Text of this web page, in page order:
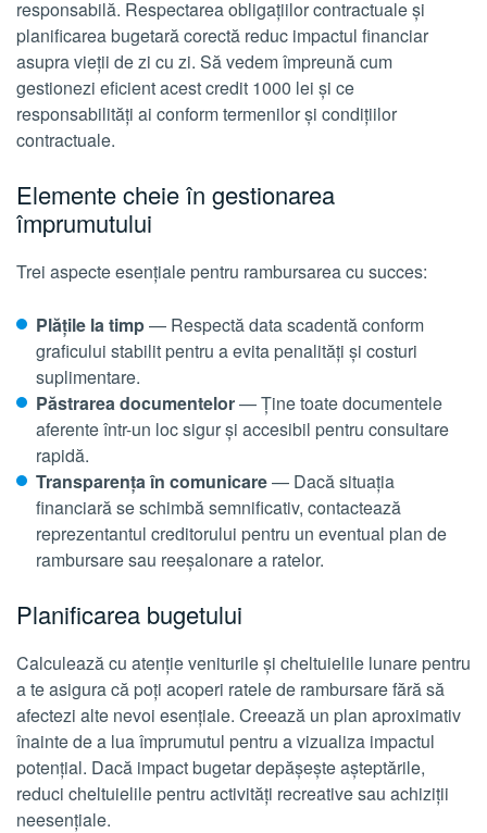
responsabilă. Respectarea obligațiilor contractuale și
planificarea bugetară corectă reduc impactul financiar
asupra vieții de zi cu zi. Să vedem împreună cum
gestionezi eficient acest credit 1000 lei și ce
responsabilități ai conform termenilor și condițiilor
contractuale.
Elemente cheie în gestionarea
împrumutului
Trei aspecte esențiale pentru rambursarea cu succes:
Plățile la timp— Respectă data scadentă conform
graficului stabilit pentru a evita penalități și costuri
suplimentare.
Păstrarea documentelor— Ține toate documentele
aferente într-un loc sigur și accesibil pentru consultare
rapidă.
Transparența în comunicare— Dacă situația
financiară se schimbă semnificativ, contactează
reprezentantul creditorului pentru un eventual plan de
rambursare sau reeșalonare a ratelor.
Planificarea bugetului
Calculează cu atenție veniturile și cheltuielile lunare pentru
a te asigura că poți acoperi ratele de rambursare fără să
afectezi alte nevoi esențiale. Creează un plan aproximativ
înainte de a lua împrumutul pentru a vizualiza impactul
potențial. Dacă impact bugetar depășește așteptările,
reduci cheltuielile pentru activități recreative sau achiziții
neesențiale.